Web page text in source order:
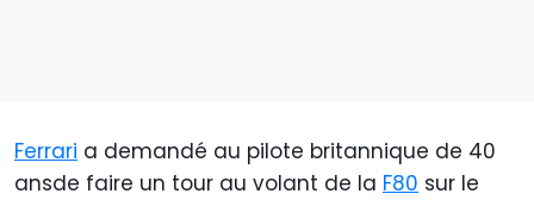
Ferrari a demandé au pilote britannique de 40
ansde faire un tour au volant de la F80 sur le